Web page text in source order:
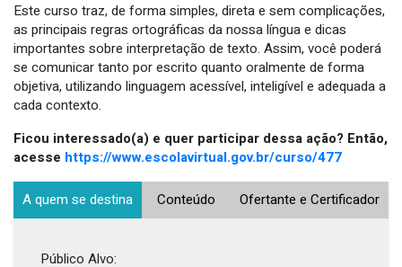
Este curso traz, de forma simples, direta e sem complicações,
as principais regras ortográficas da nossa língua e dicas
importantes sobre interpretação de texto. Assim, você poderá
se comunicar tanto por escrito quanto oralmente de forma
objetiva, utilizando linguagem acessível, inteligível e adequada a
cada contexto.
Ficou interessado(a) e quer participar dessa ação? Então,
acesse https://www.escolavirtual.gov.br/curso/477
A quem se destina Conteúdo Ofertante e Certificador
Público Alvo: